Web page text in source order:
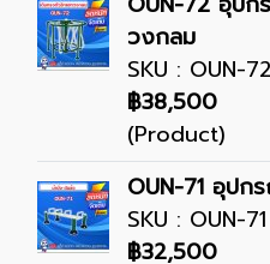
วงกลม
SKU : OUN-72
฿38,500
(Product)
OUN-71 อุปก
SKU : OUN-71
฿32,500